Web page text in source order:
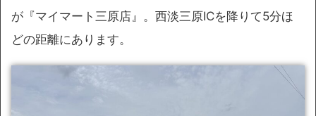
が『マイマート三原店』。西淡三原ICを降りて5分ほ
どの距離にあります。